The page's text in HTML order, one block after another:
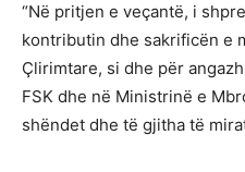
“Në pritjen e veçantë, i
kontributin dhe sakrificën e
Çlirimtare, si dhe për
FSK dhe në Ministrinë e
shëndet dhe të gjitha të